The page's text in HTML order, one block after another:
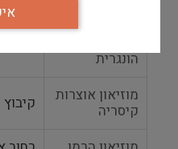
הונגרית
(מול
מוזיאון אוצרות
קיסריה